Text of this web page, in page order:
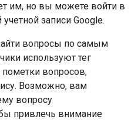
им, но вы можете войти в
записи Google.
вопросы по самым
используют тег
пометки вопросов,
Возможно, вам
вопросу
привлечь внимание